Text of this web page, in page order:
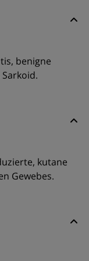
benigne
kutane
Gewebes.